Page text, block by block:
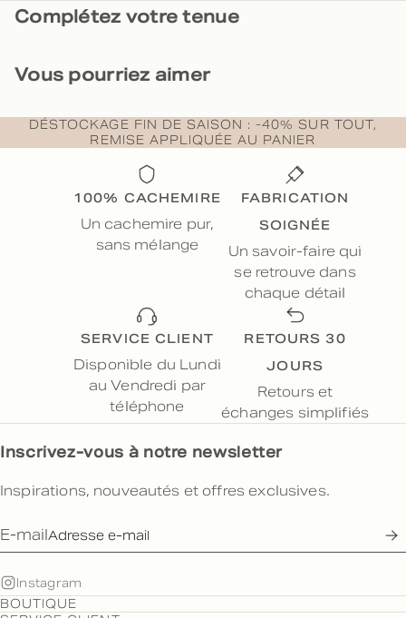
Complétez votre tenue
Vous pourriez aimer
DÉSTOCKAGE FIN DE SAISON : -40% SUR TOUT,
REMISE APPLIQUÉE AU PANIER
100% CACHEMIRE
Un cachemire pur,
sans mélange
FABRICATION
SOIGNÉE
Un savoir-faire qui
se retrouve dans
chaque détail
SERVICE CLIENT
Disponible du Lundi
au Vendredi par
téléphone
RETOURS 30
JOURS
Retours et
échanges simplifiés
Inscrivez-vous à notre newsletter
Inspirations, nouveautés et offres exclusives.
E-mail
Instagram
BOUTIQUE